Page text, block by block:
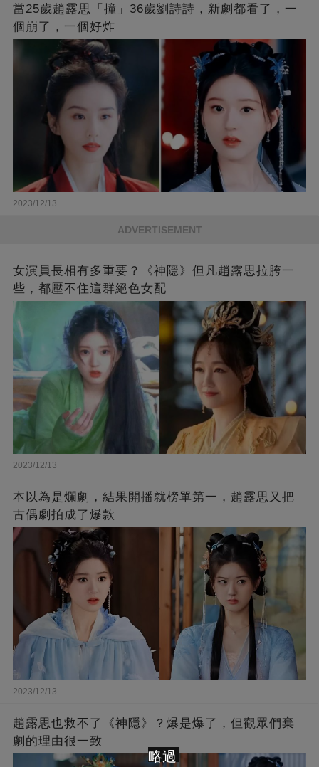
當25歲趙露思「撞」36歲劉詩詩，新劇都看了，一
個崩了，一個好炸
2023/12/13
ADVERTISEMENT
女演員長相有多重要？《神隱》但凡趙露思拉胯一
些，都壓不住這群絕色女配
2023/12/13
本以為是爛劇，結果開播就榜單第一，趙露思又把
古偶劇拍成了爆款
2023/12/13
趙露思也救不了《神隱》？爆是爆了，但觀眾們棄
劇的理由很一致
略過